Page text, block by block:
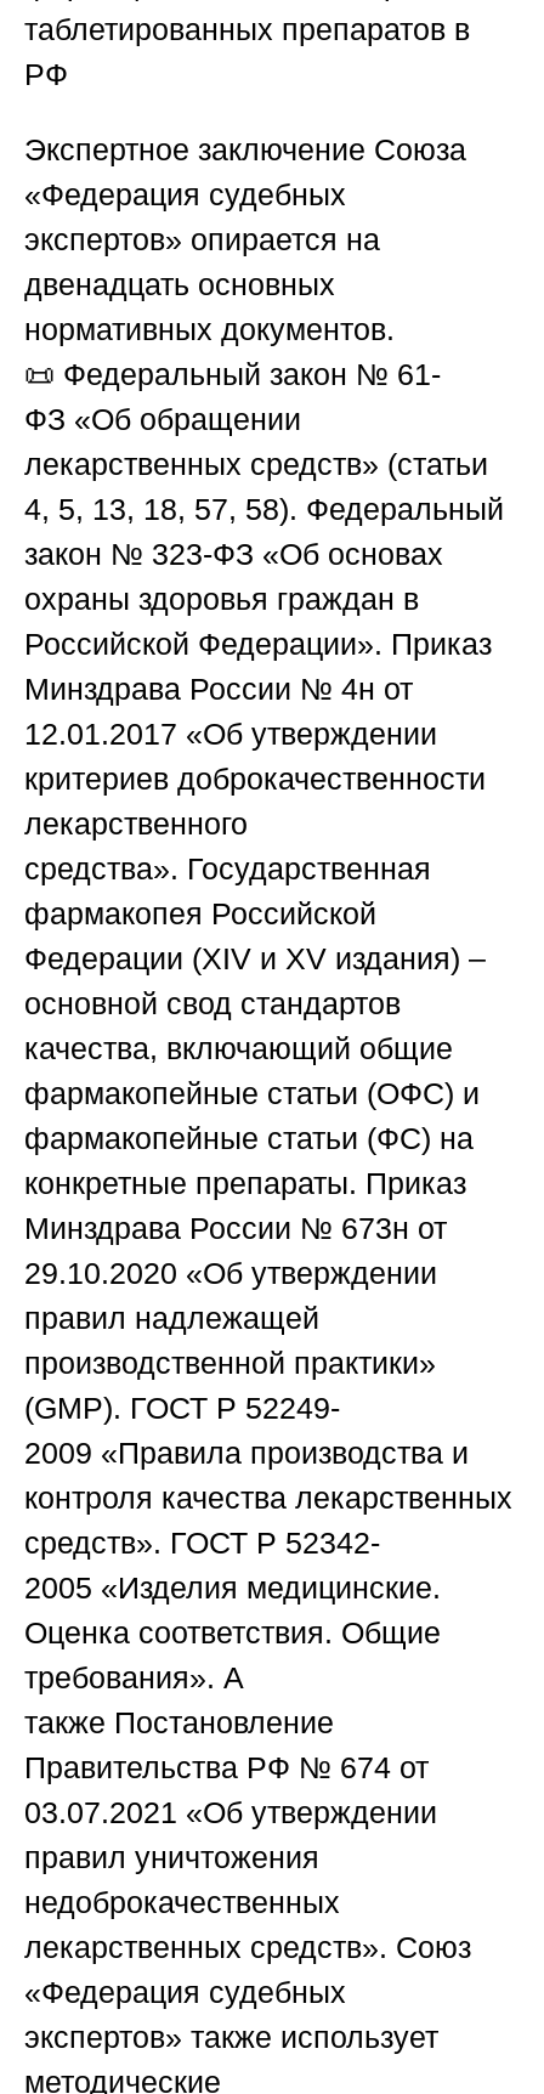
таблетированных препаратов в
РФ
Экспертное заключение Союза
«Федерация судебных
экспертов» опирается на
двенадцать основных
нормативных документов.
📜 Федеральный закон № 61-
ФЗ «Об обращении
лекарственных средств» (статьи
4, 5, 13, 18, 57, 58). Федеральный
закон № 323-ФЗ «Об основах
охраны здоровья граждан в
Российской Федерации». Приказ
Минздрава России № 4н от
12.01.2017 «Об утверждении
критериев доброкачественности
лекарственного
средства». Государственная
фармакопея Российской
Федерации (XIV и XV издания) –
основной свод стандартов
качества, включающий общие
фармакопейные статьи (ОФС) и
фармакопейные статьи (ФС) на
конкретные препараты. Приказ
Минздрава России № 673н от
29.10.2020 «Об утверждении
правил надлежащей
производственной практики»
(GMP). ГОСТ Р 52249-
2009 «Правила производства и
контроля качества лекарственных
средств». ГОСТ Р 52342-
2005 «Изделия медицинские.
Оценка соответствия. Общие
требования». А
также Постановление
Правительства РФ № 674 от
03.07.2021 «Об утверждении
правил уничтожения
недоброкачественных
лекарственных средств». Союз
«Федерация судебных
экспертов» также использует
методические